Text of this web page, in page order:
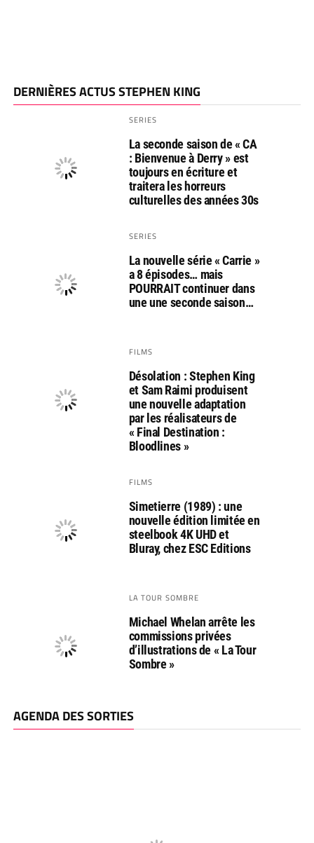
DERNIÈRES ACTUS STEPHEN KING
SERIES
La seconde saison de « CA
: Bienvenue à Derry » est
toujours en écriture et
traitera les horreurs
culturelles des années 30s
SERIES
La nouvelle série « Carrie »
a 8 épisodes… mais
POURRAIT continuer dans
une une seconde saison…
FILMS
Désolation : Stephen King
et Sam Raimi produisent
une nouvelle adaptation
par les réalisateurs de
« Final Destination :
Bloodlines »
FILMS
Simetierre (1989) : une
nouvelle édition limitée en
steelbook 4K UHD et
Bluray, chez ESC Editions
LA TOUR SOMBRE
Michael Whelan arrête les
commissions privées
d’illustrations de « La Tour
Sombre »
AGENDA DES SORTIES